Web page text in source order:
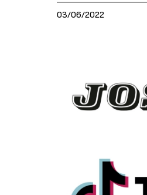
03/06/2022